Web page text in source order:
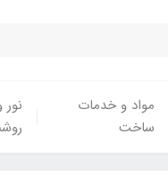
مواد و خدمات
ساخت
نور